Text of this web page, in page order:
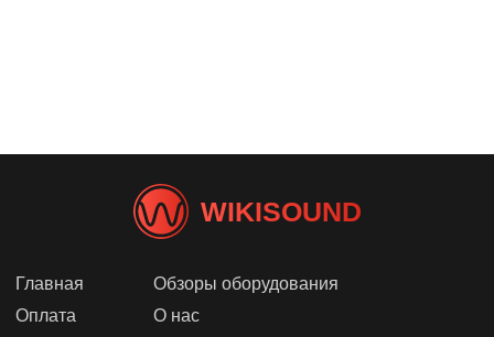
WIKISOUND
Главная
Оплата
Обзоры оборудования
О нас